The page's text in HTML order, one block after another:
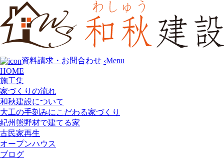
資料請求・お問合わせ ‹Menu
HOME
施工集
家づくりの流れ
和秋建設について
大工の手刻みにこだわる家づくり
紀州熊野材で建てる家
古民家再生
オープンハウス
ブログ